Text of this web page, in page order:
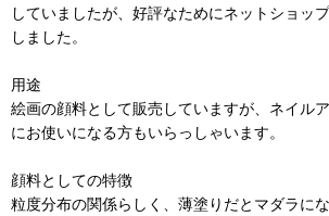
していましたが、好評なためにネットショッ
しました。
用途
絵画の顔料として販売していますが、ネイル
にお使いになる方もいらっしゃいます。
顔料としての特徴
粒度分布の関係らしく、薄塗りだとマダラに